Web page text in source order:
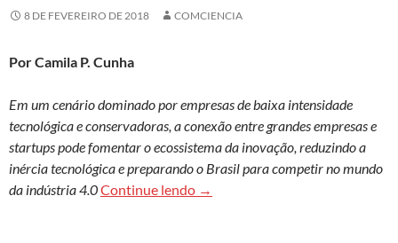
8 DE FEVEREIRO DE 2018 COMCIENCIA
Por Camila P. Cunha
Em um cenário dominado por empresas de baixa intensidade
tecnológica e conservadoras, a conexão entre grandes empresas e
startups pode fomentar o ecossistema da inovação, reduzindo a
inércia tecnológica e preparando o Brasil para competir no mundo
da indústria 4.0Continue lendo Startups para reiniciar e
→